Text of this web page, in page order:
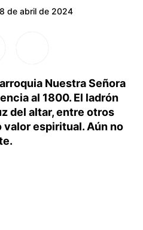
8 de abril de 2024
Nuestra Señora
al 1800. El ladrón
del altar, entre otros
espiritual. Aún no